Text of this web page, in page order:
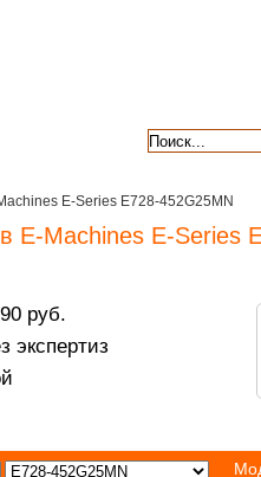
E-Series E728-452G25MN
E-Machines E-Series
руб.
экспертиз